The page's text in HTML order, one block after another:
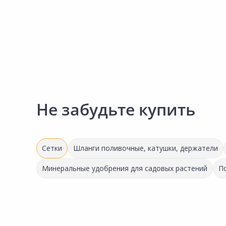
Не забудьте купить
Сетки Шланги поливочные, катушки, держатели
Минеральные удобрения для садовых растений